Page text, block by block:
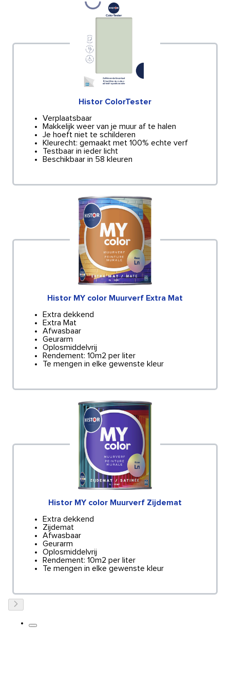
Histor ColorTester
Verplaatsbaar
Makkelijk weer van je muur af te halen
Je hoeft niet te schilderen
Kleurecht: gemaakt met 100% echte verf
Testbaar in ieder licht
Beschikbaar in 58 kleuren
Histor MY color Muurverf Extra Mat
Extra dekkend
Extra Mat
Afwasbaar
Geurarm
Oplosmiddelvrij
Rendement: 10m2 per liter
Te mengen in elke gewenste kleur
Histor MY color Muurverf Zijdemat
Extra dekkend
Zijdemat
Afwasbaar
Geurarm
Oplosmiddelvrij
Rendement: 10m2 per liter
Te mengen in elke gewenste kleur